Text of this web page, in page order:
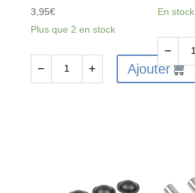
3,95€
Plus que 2 en stock
− + Ajouter
En stock
de
−